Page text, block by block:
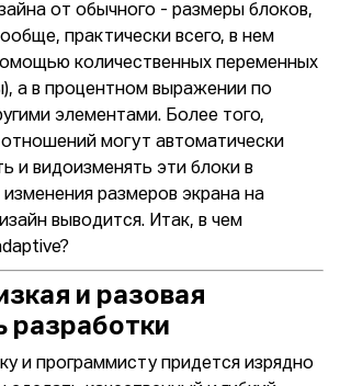
от обычного - размеры блоков,
практически всего, в нем
количественных переменных
а в процентном выражении по
элементами. Более того,
могут автоматически
и видоизменять эти блоки в
размеров экрана на
выводится. Итак, в чем
и разовая
разработки
и программисту придется изрядно